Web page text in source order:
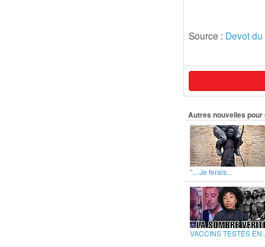
Source : Devot
Autres nouvelles
"... Je ferais...
VACCINS TESTÉS